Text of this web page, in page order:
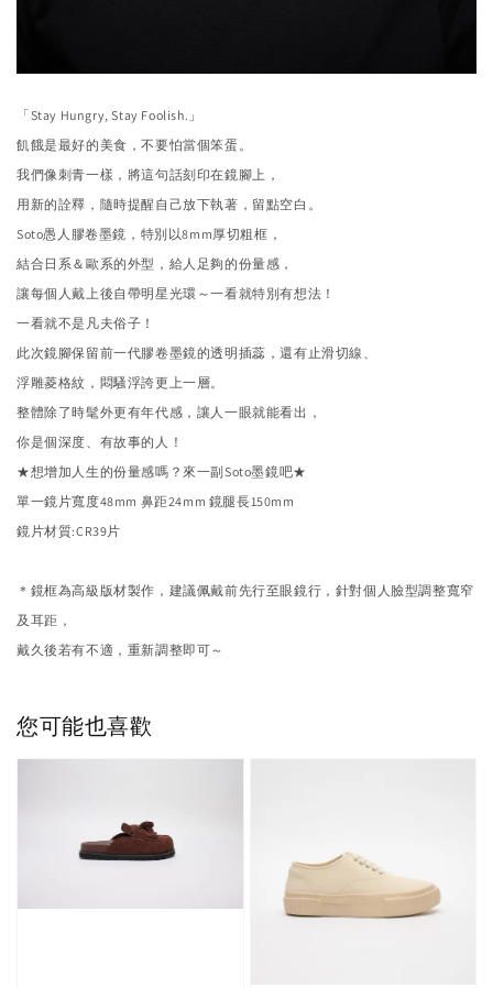
「Stay Hungry, Stay Foolish.」
飢餓是最好的美食，不要怕當個笨蛋。
我們像刺青一樣，將這句話刻印在鏡腳上，
用新的詮釋， 隨時提醒自己放下執著，留點空白。
Soto愚人膠卷墨鏡，特別以8mm厚切粗框，
結合日系＆ 歐系的外型，給人足夠的份量感，
讓每個人戴上後自帶明星光環～一看就特別有想法！
一看就不是凡夫俗子！
此次鏡腳保留前一代膠卷墨鏡的透明插蕊，還有止滑切線、
浮雕菱格紋，悶騷浮誇更上一層。
整體除了時髦外更有年代感， 讓人一眼就能看出，
你是個深度、有故事的人！
★想增加人生的份量感嗎？來一副Soto墨鏡吧★
單一鏡片寬度48mm 鼻距24mm 鏡腿長150mm
鏡片材質:CR39片
＊鏡框為高級版材製作，建議佩戴前先行至眼鏡行， 針對個人臉型調整寬窄
及耳距，
戴久後若有不適，重新調整即可～
您可能也喜歡